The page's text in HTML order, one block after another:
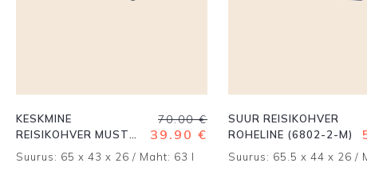
KESKMINE
REISIKOHVER MUST
(191-M)
70.00€
Algne
hind
oli:
70.00 €.
39.90 €
Praegune
hind
on:
39.90 €.
Suurus: 65 x 43 x 26 / Maht: 63 l
SUUR REISIKOHVER
ROHELINE (6802-2-M)
Suurus: 65.5 x 44 x 26 /